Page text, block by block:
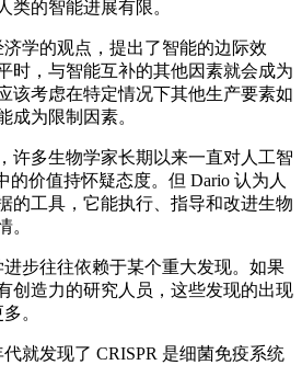
类的智能进展有限。
学的观点，提出了智能的边际效
时，与智能互补的其他因素就会成为
该考虑在特定情况下其他生产要素如
成为限制因素。
多生物学家长期以来一直对人工智
的价值持怀疑态度。但 Dario 认为人
的工具，它能执行、指导和改进生物
。
步往往依赖于某个重大发现。如果
创造力的研究人员，这些发现的出现
。
发现了 CRISPR 是细菌免疫系统